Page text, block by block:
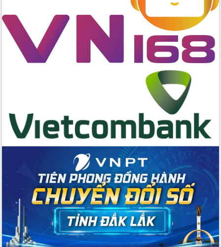
Tập huấn nâng cao năng lực triển khai
chuyển đổi số cho cán bộ, công chức
cấp xã
Đắk Lắk phát động hưởng ứng Ngày
Quyền của người tiêu dùng Việt Nam
Lương Văn Chánh năm 2026
Phó Bí thư Tỉnh ủy Đắk Lắk Đỗ Hữu
Huy giữ chức Bí thư Đảng ủy Ủy Ban
Bệnh án điện tử thúc đẩy chuyển đổi
số y tế tại Đắk Lắk
Chuyển đổi số thư viện: Mở rộng
không gian tri thức trong thời đại số
Đánh giá, rút kinh nghiệm công tác tổ
chức diễn tập trước ngày bầu cử
Chương trình “Gặp gỡ hữu nghị –
Friendship Meeting New Year 2026”